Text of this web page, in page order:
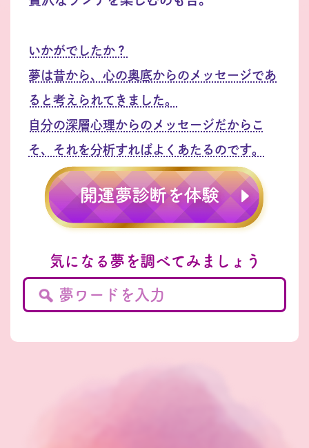
いかがでしたか？
夢は昔から、心の奥底からのメッセージであ
ると考えられてきました。
自分の深層心理からのメッセージだからこ
そ、それを分析すればよくあたるのです。
気になる夢を調べてみましょう